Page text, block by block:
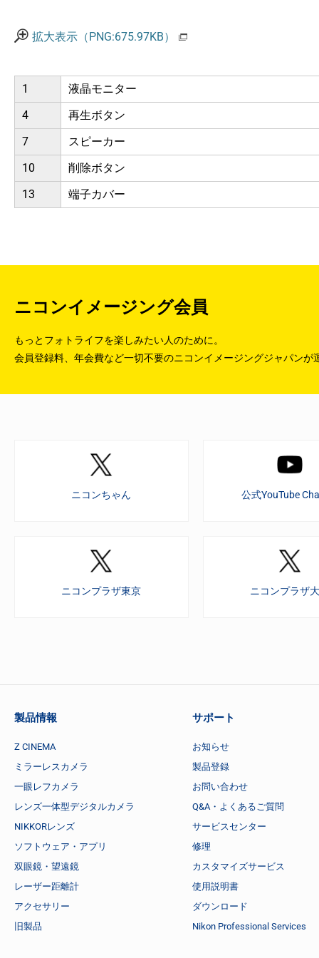
拡大表示（PNG:675.97KB）
1
液晶モニター
4
再生ボタン
7
スピーカー
10
削除ボタン
13
端子カバー
ニコンイメージング会員
もっとフォトライフを楽しみたい人のために。
会員登録料、年会費など一切不要のニコンイメージングジャパンが
ニコンちゃん 公式YouTube
ニコンプラザ東京 ニコンプラザ
製品情報
Z CINEMA
ミラーレスカメラ
一眼レフカメラ
レンズ一体型デジタルカメラ
NIKKORレンズ
ソフトウェア・アプリ
双眼鏡・望遠鏡
レーザー距離計
アクセサリー
旧製品
サポート
お知らせ
製品登録
お問い合わせ
Q&A・よくあるご質問
サービスセンター
修理
カスタマイズサービス
使用説明書
ダウンロード
Nikon Professional Services